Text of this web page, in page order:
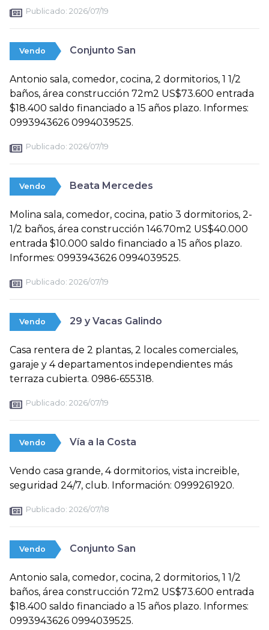
Publicado: 2026/07/19
Vendo Conjunto San
Antonio sala, comedor, cocina, 2 dormitorios, 1 1/2
baños, área construcción 72m2 US$73.600 entrada
$18.400 saldo financiado a 15 años plazo. Informes:
0993943626 0994039525.
Publicado: 2026/07/19
Vendo Beata Mercedes
Molina sala, comedor, cocina, patio 3 dormitorios, 2-
1/2 baños, área construcción 146.70m2 US$40.000
entrada $10.000 saldo financiado a 15 años plazo.
Informes: 0993943626 0994039525.
Publicado: 2026/07/19
Vendo 29 y Vacas Galindo
Casa rentera de 2 plantas, 2 locales comerciales,
garaje y 4 departamentos independientes más
terraza cubierta. 0986-655318.
Publicado: 2026/07/19
Vendo Vía a la Costa
Vendo casa grande, 4 dormitorios, vista increible,
seguridad 24/7, club. Información: 0999261920.
Publicado: 2026/07/18
Vendo Conjunto San
Antonio sala, comedor, cocina, 2 dormitorios, 1 1/2
baños, área construcción 72m2 US$73.600 entrada
$18.400 saldo financiado a 15 años plazo. Informes:
0993943626 0994039525.